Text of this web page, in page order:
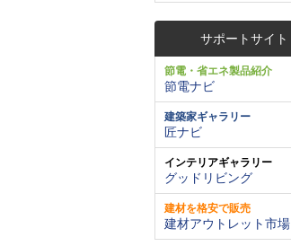
サポートサイト
節電・省エネ製品紹介
節電ナビ
建築家ギャラリー
匠ナビ
インテリアギャラリー
グッドリビング
建材を格安で販売
建材アウトレット市場